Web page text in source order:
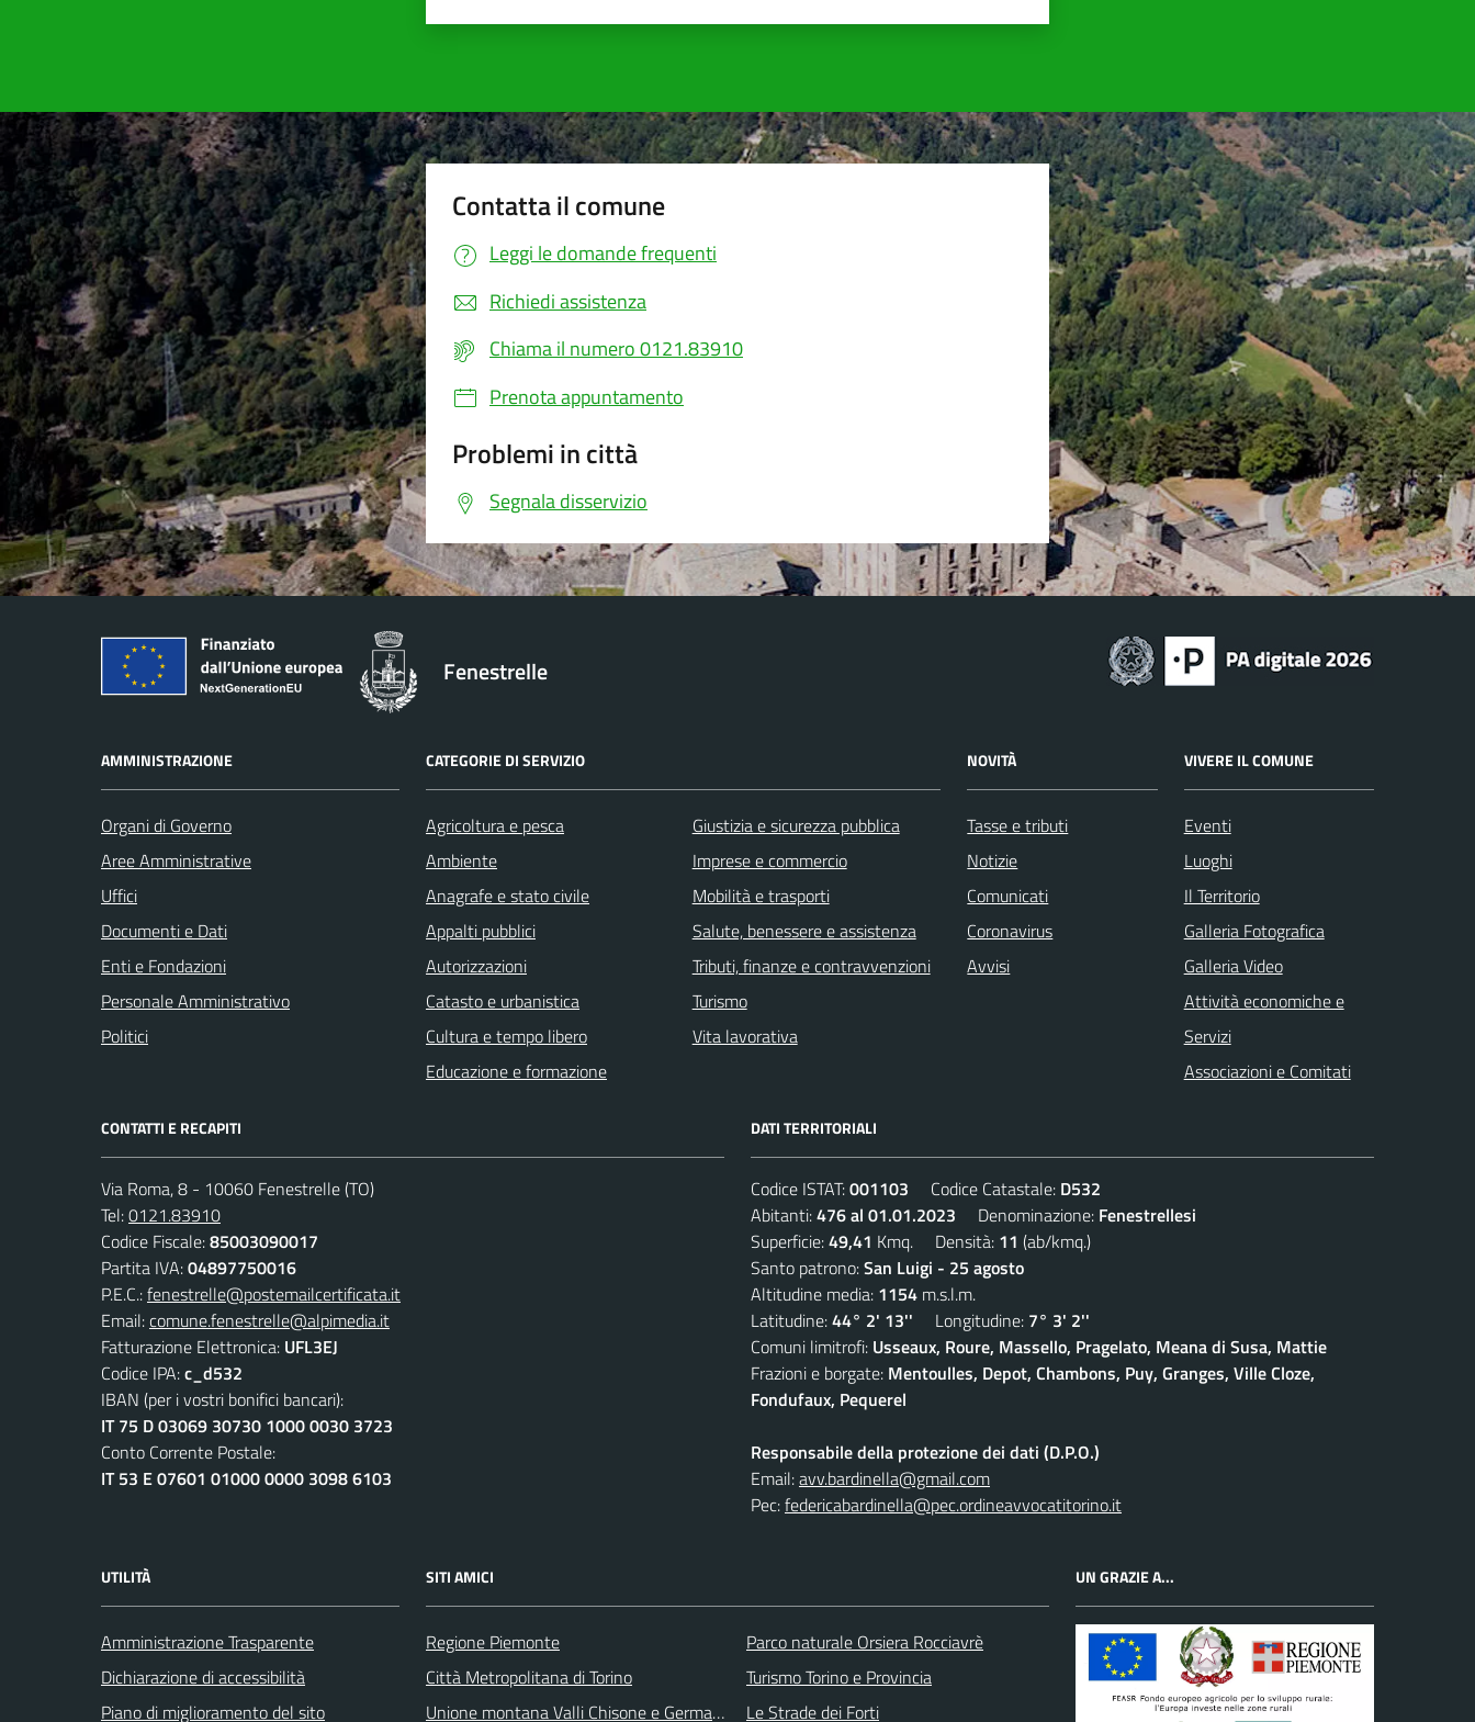
Contatta il comune
Leggi le domande frequenti
Richiedi assistenza
Chiama il numero 0121.83910
Prenota appuntamento
Problemi in città
Segnala disservizio
Fenestrelle
AMMINISTRAZIONE
Organi di Governo
Aree Amministrative
Uffici
Documenti e Dati
Enti e Fondazioni
Personale Amministrativo
Politici
CATEGORIE DI SERVIZIO
Agricoltura e pesca
Ambiente
Anagrafe e stato civile
Appalti pubblici
Autorizzazioni
Catasto e urbanistica
Cultura e tempo libero
Educazione e formazione
Giustizia e sicurezza pubblica
Imprese e commercio
Mobilità e trasporti
Salute, benessere e assistenza
Tributi, finanze e contravvenzioni
Turismo
Vita lavorativa
NOVITÀ
Tasse e tributi
Notizie
Comunicati
Coronavirus
Avvisi
VIVERE IL COMUNE
Eventi
Luoghi
Il Territorio
Galleria Fotografica
Galleria Video
Attività economiche e
Servizi
Associazioni e Comitati
CONTATTI E RECAPITI
Via Roma, 8 - 10060 Fenestrelle (TO)
Tel:0121.83910
Codice Fiscale:85003090017
Partita IVA:04897750016
P.E.C.:fenestrelle@postemailcertificata.it
Email:comune.fenestrelle@alpimedia.it
Fatturazione Elettronica: UFL3EJ
Codice IPA:c_d532
IBAN (per i vostri bonifici bancari):
IT 75 D 03069 30730 1000 0030 3723
Conto Corrente Postale:
IT 53 E 07601 01000 0000 3098 6103
DATI TERRITORIALI
Codice ISTAT:001103 Codice Catastale: D532
Abitanti:476 al 01.01.2023 Denominazione: Fenestrellesi
Superficie:49,41 Kmq. Densità: 11 (ab/kmq.)
Santo patrono:San Luigi - 25 agosto
Altitudine media: 1154 m.s.l.m.
Latitudine:44° 2' 13'' Longitudine: 7° 3' 2''
Comuni limitrofi: Usseaux, Roure, Massello, Pragelato, Meana di Susa, Mattie
Frazioni e borgate: Mentoulles, Depot, Chambons, Puy, Granges, Ville Cloze,
Fondufaux, Pequerel
Responsabile della protezione dei dati (D.P.O.)
Email:avv.bardinella@gmail.com
Pec:federicabardinella@pec.ordineavvocatitorino.it
UTILITÀ
Amministrazione Trasparente
Dichiarazione di accessibilità
Piano di miglioramento del sito
SITI AMICI
Regione Piemonte
Città Metropolitana di Torino
Unione montana Valli Chisone e Germanasca
Parco naturale Orsiera Rocciavrè
Turismo Torino e Provincia
Le Strade dei Forti
UN GRAZIE A...